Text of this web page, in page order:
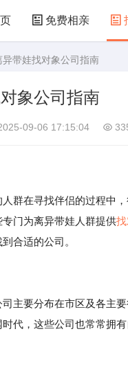
免费相亲
异带娃找对象公司指南
象公司指南
09-06 17:15:04
在寻找伴侣的过程中，
门为离异带娃人群提供
合适的公司。
主要分布在市区及各主
代，这些公司也常常拥